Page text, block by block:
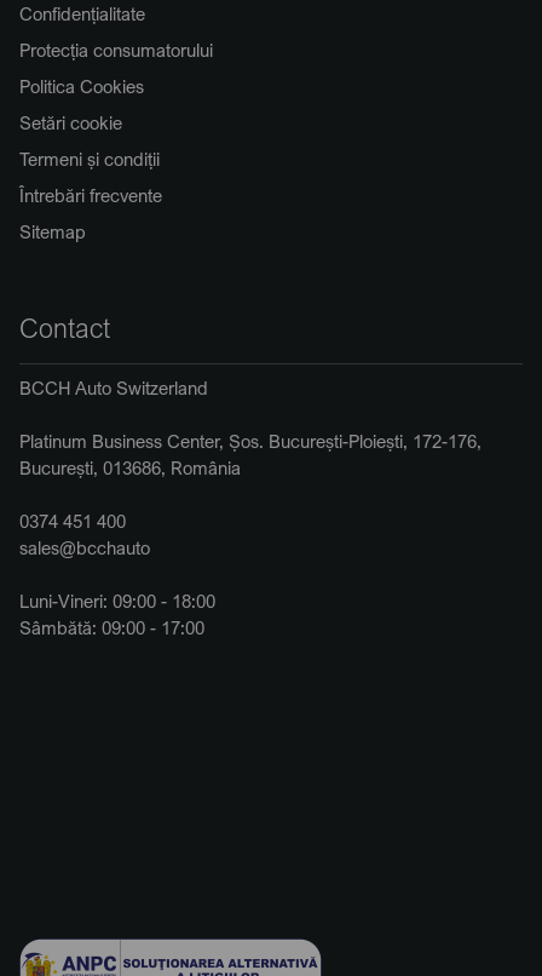
Confidențialitate
Protecția consumatorului
Politica Cookies
Setări cookie
Termeni și condiții
Întrebări frecvente
Sitemap
Contact
BCCH Auto Switzerland
Platinum Business Center, Șos. București-Ploiești, 172-176,
București, 013686, România
0374 451 400
sales@bcchauto
Luni-Vineri: 09:00 - 18:00
Sâmbătă: 09:00 - 17:00